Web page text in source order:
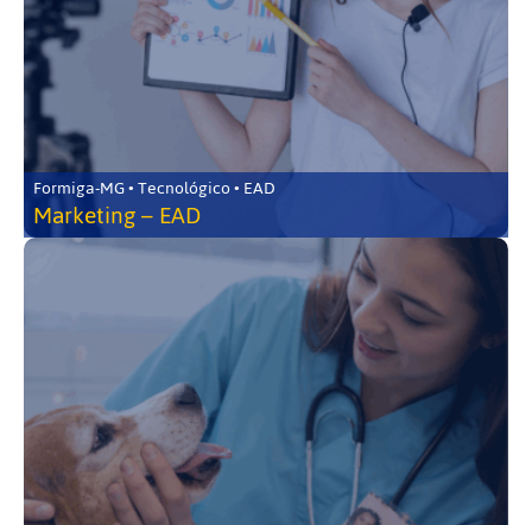
Formiga-MG • Tecnológico • EAD
Marketing – EAD